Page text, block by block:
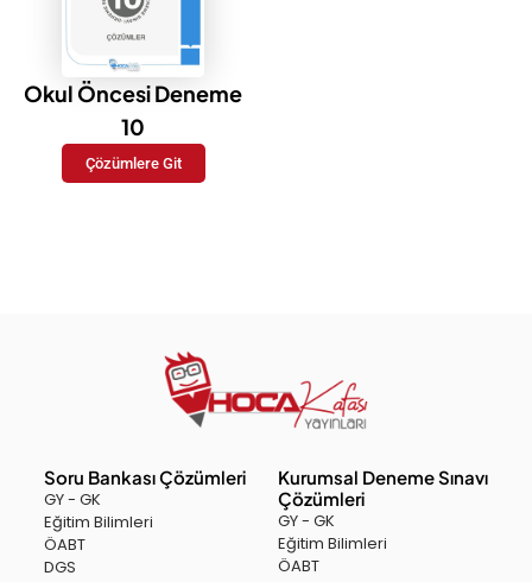
Okul Öncesi Deneme
10
Çözümlere Git
Soru Bankası Çözümleri
GY - GK
Eğitim Bilimleri
ÖABT
DGS
Kurumsal Deneme Sınavı
Çözümleri
GY - GK
Eğitim Bilimleri
ÖABT